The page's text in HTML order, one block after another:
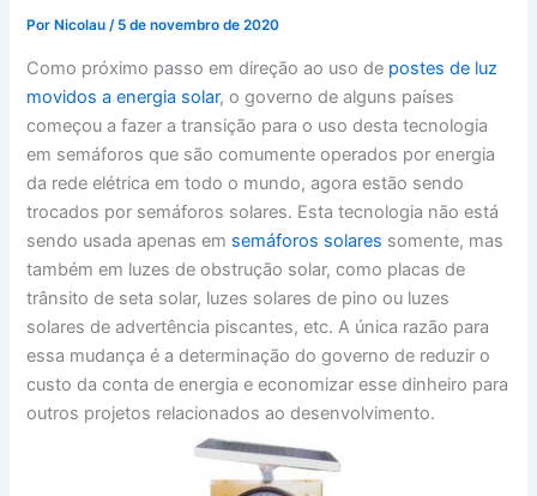
Por Nicolau/ 5 de novembro de 2020
Como próximo passo em direção ao uso de postes de luz
movidos a energia solar, o governo de alguns países
começou a fazer a transição para o uso desta tecnologia
em semáforos que são comumente operados por energia
da rede elétrica em todo o mundo, agora estão sendo
trocados por semáforos solares. Esta tecnologia não está
sendo usada apenas em semáforos solares somente, mas
também em luzes de obstrução solar, como placas de
trânsito de seta solar, luzes solares de pino ou luzes
solares de advertência piscantes, etc. A única razão para
essa mudança é a determinação do governo de reduzir o
custo da conta de energia e economizar esse dinheiro para
outros projetos relacionados ao desenvolvimento.